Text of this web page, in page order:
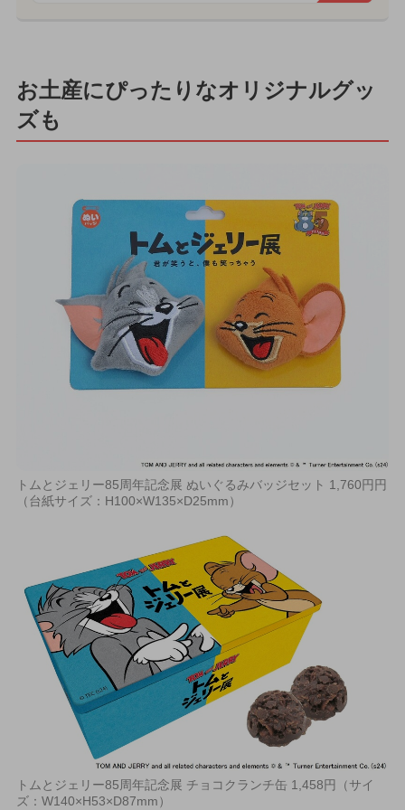
お土産にぴったりなオリジナルグッ
ズも
トムとジェリー85周年記念展 ぬいぐるみバッジセット 1,760円円
（台紙サイズ：H100×W135×D25mm）
トムとジェリー85周年記念展 チョコクランチ缶 1,458円（サイ
ズ：W140×H53×D87mm）